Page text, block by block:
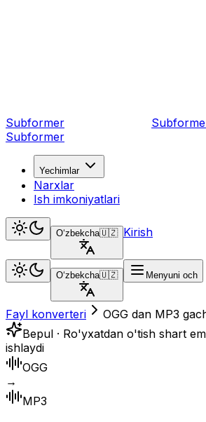
Subformer Sub
Subformer
Yechimlar
Narxlar
Ish imkoniyatlari
Oʻzbekcha🇺🇿 Kirish
Oʻzbekcha🇺🇿 Menyuni och
Fayl konverteri
OGG dan MP3
Bepul · Ro'yxatdan o'tish shart
ishlaydi
OGG
→
MP3